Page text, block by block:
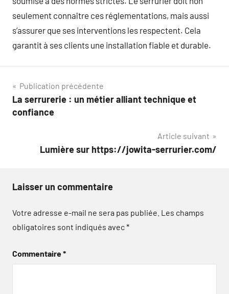
seulement connaître ces réglementations, mais aussi
s’assurer que ses interventions les respectent. Cela
garantit à ses clients une installation fiable et durable.
Navigation
de
Publication précédente
La serrurerie : un métier alliant technique et
confiance
Article suivant
Lumière sur https://jowita-serrurier.com/
Laisser un commentaire
Votre adresse e-mail ne sera pas publiée. Les champs
obligatoires sont indiqués avec*
Commentaire*